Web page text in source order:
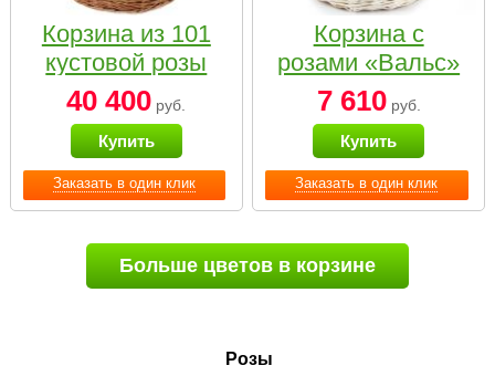
Заказать в один клик
Корзина из 101
кустовой розы
нежных тонов
40 400 руб.
Купить
Заказать в один клик
Корзина с
розами «Вальс»
7 610руб.
Купить
Больше цветов в корзине
Розы